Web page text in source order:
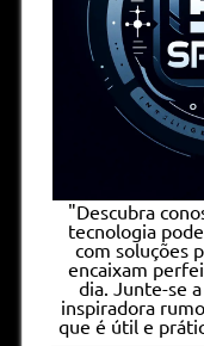
"Descubra
tecnologia
com soluções
encaixam
dia. Junte-se
inspiradora
que é útil e